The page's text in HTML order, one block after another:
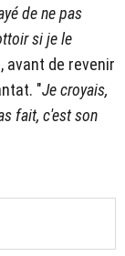
de ne pas
si je le
avant de revenir
"Je croyais,
fait, c'est son